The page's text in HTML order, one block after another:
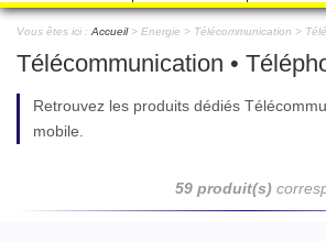
Vous êtes ici : Accueil> Energie > Télécommunication >
Télécommunication •
Retrouvez les produits dédiés
mobile.
59 produit(s)